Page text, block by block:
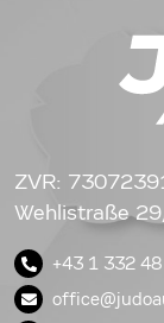
ZVR:
Wehlistraße
+43 1 332